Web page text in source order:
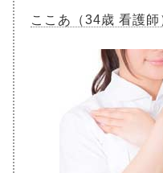
ここあ（34歳 看護師